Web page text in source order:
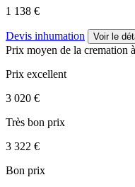
1 138 €
Devis inhumation Voir le
Prix moyen de la cremation
Prix excellent
3 020 €
Très bon prix
3 322 €
Bon prix